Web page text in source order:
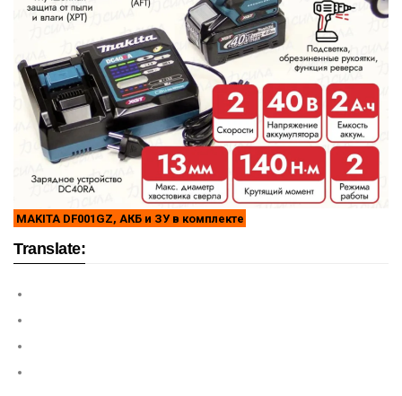
MAKITA DF001GZ, АКБ и ЗУ в комплекте
Translate: